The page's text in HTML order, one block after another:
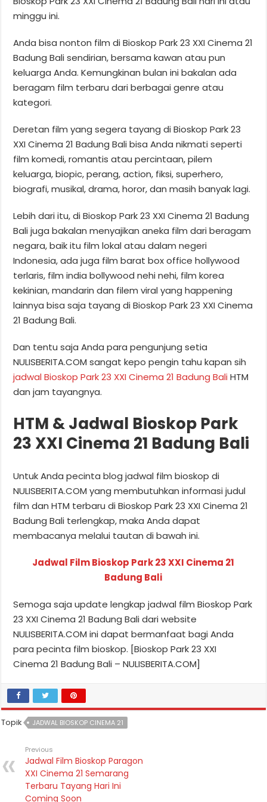
minggu ini.
Anda bisa nonton film di Bioskop Park 23 XXI Cinema 21
Badung Bali sendirian, bersama kawan atau pun
keluarga Anda. Kemungkinan bulan ini bakalan ada
beragam film terbaru dari berbagai genre atau
kategori.
Deretan film yang segera tayang di Bioskop Park 23
XXI Cinema 21 Badung Bali bisa Anda nikmati seperti
film komedi, romantis atau percintaan, pilem
keluarga, biopic, perang, action, fiksi, superhero,
biografi, musikal, drama, horor, dan masih banyak lagi.
Lebih dari itu, di Bioskop Park 23 XXI Cinema 21 Badung
Bali juga bakalan menyajikan aneka film dari beragam
negara, baik itu film lokal atau dalam negeri
Indonesia, ada juga film barat box office hollywood
terlaris, film india bollywood nehi nehi, film korea
kekinian, mandarin dan filem viral yang happening
lainnya bisa saja tayang di Bioskop Park 23 XXI Cinema
21 Badung Bali.
Dan tentu saja Anda para pengunjung setia
NULISBERITA.COM sangat kepo pengin tahu kapan sih
jadwal Bioskop Park 23 XXI Cinema 21 Badung Bali HTM
dan jam tayangnya.
HTM & Jadwal Bioskop Park
23 XXI Cinema 21 Badung Bali
Untuk Anda pecinta blog jadwal film bioskop di
NULISBERITA.COM yang membutuhkan informasi judul
film dan HTM terbaru di Bioskop Park 23 XXI Cinema 21
Badung Bali terlengkap, maka Anda dapat
membacanya melalui tautan di bawah ini.
Jadwal Film Bioskop Park 23 XXI Cinema 21
Badung Bali
Semoga saja update lengkap jadwal film Bioskop Park
23 XXI Cinema 21 Badung Bali dari website
NULISBERITA.COM ini dapat bermanfaat bagi Anda
para pecinta film bioskop. [Bioskop Park 23 XXI
Cinema 21 Badung Bali – NULISBERITA.COM]
Topik JADWAL BIOSKOP CINEMA 21
Previous
Jadwal Film Bioskop Paragon
XXI Cinema 21 Semarang
Terbaru Tayang Hari Ini
Coming Soon